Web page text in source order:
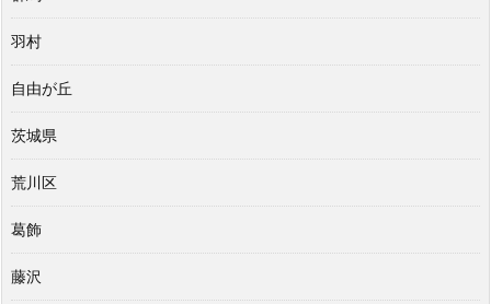
羽村
自由が丘
茨城県
荒川区
葛飾
藤沢